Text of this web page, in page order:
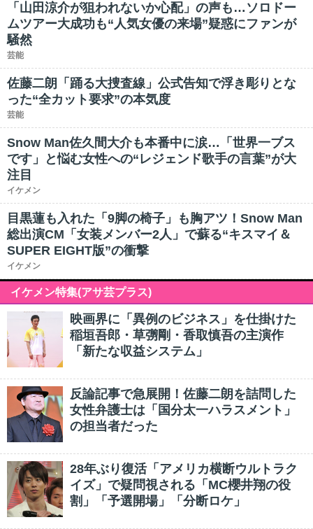
「山田涼介が狙われないか心配」の声も…ソロドー
ムツアー大成功も“人気女優の来場”疑惑にファンが
騒然
芸能
佐藤二朗「踊る大捜査線」公式告知で浮き彫りとな
った“全カット要求”の本気度
芸能
Snow Man佐久間大介も本番中に涙…「世界一ブス
です」と悩む女性への“レジェンド歌手の言葉”が大
注目
イケメン
目黒蓮も入れた「9脚の椅子」も胸アツ！Snow Man
総出演CM「女装メンバー2人」で蘇る“キスマイ＆
SUPER EIGHT版”の衝撃
イケメン
イケメン特集(アサ芸プラス)
映画界に「異例のビジネス」を仕掛けた
稲垣吾郎・草彅剛・香取慎吾の主演作
「新たな収益システム」
反論記事で急展開！佐藤二朗を詰問した
女性弁護士は「国分太一ハラスメント」
の担当者だった
28年ぶり復活「アメリカ横断ウルトラク
イズ」で疑問視される「MC櫻井翔の役
割」「予選開場」「分断ロケ」